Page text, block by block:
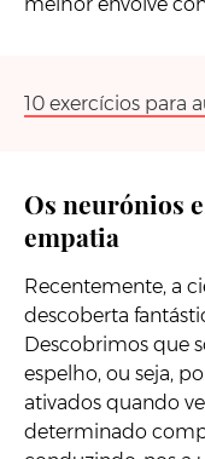
10 exercícios para
Os neurónios
empatia
Recentemente, a
descoberta
Descobrimos que
espelho, ou seja,
ativados quando
determinado